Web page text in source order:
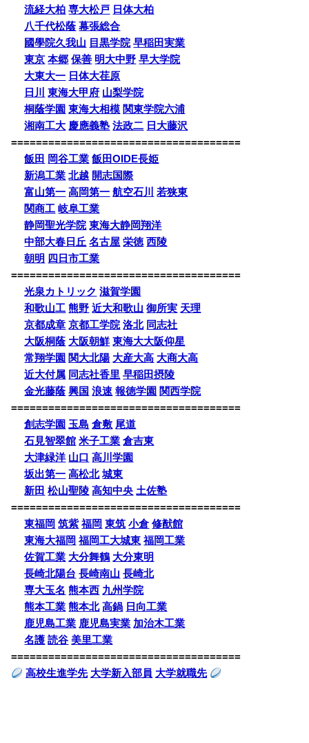
流経大柏 専大松戸 日体大柏
八千代松蔭 幕張総合
國學院久我山 目黒学院 早稲田実業
東京 本郷 保善 明大中野 早大学院
大東大一 日体大荏原
日川
東海大甲府 山梨学院
桐蔭学園 東海大相模 関東学院六浦
湘南工大 慶應義塾 法政二 日大藤沢
=====================================
飯田
岡谷工業 飯田OIDE長姫
新潟工業 北越 開志国際
富山第一 高岡第一 航空石川
若狭東
関商工 岐阜工業
静岡聖光学院 東海大静岡翔洋
中部大春日丘 名古屋 栄徳 西陵
朝明 四日市工業
=====================================
光泉カトリック 滋賀学園
和歌山工 熊野 近大和歌山 御所実 天理
京都成章 京都工学院 洛北 同志社
大阪桐蔭 大阪朝鮮 東海大大阪仰星
常翔学園 関大北陽 大産大高 大商大高
近大付属 同志社香里 早稲田摂陵
金光藤蔭 興国 浪速 報徳学園 関西学院
=====================================
創志学園 玉島 倉敷 尾道
石見智翠館 米子工業 倉吉東
大津緑洋 山口 高川学園
坂出第一 高松北 城東
新田 松山聖陵 高知中央 土佐塾
=====================================
東福岡 筑紫 福岡 東筑 小倉 修猷館
東海大福岡 福岡工大城東 福岡工業
佐賀工業 大分舞鶴 大分東明
長崎北陽台 長崎南山 長崎北
専大玉名 熊本西 九州学院
熊本工業 熊本北 高鍋 日向工業
鹿児島工業 鹿児島実業 加治木工業
名護 読谷 美里工業
=====================================
高校生進学先 大学新入部員 大学就職先